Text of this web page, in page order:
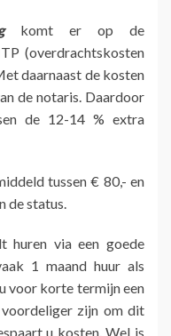
komt er op de
(overdrachtskosten
daarnaast de kosten
de notaris. Daardoor
de 12-14 % extra
tussen € 80,- en
de status.
huren via een goede
1 maand huur als
voor korte termijn een
zijn om dit
u kosten. Wel is